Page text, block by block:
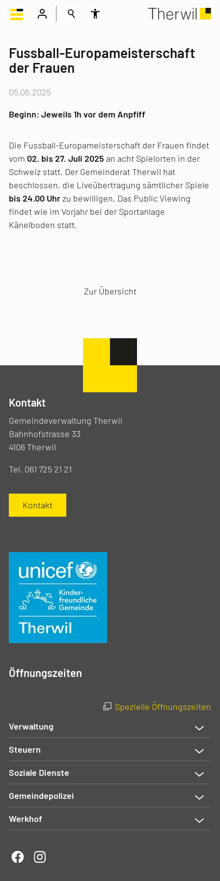
Fussball-Europameisterschaft
der Frauen
05.06.2025
Beginn: Jeweils 1h vor dem Anpfiff
Die Fussball-Europameisterschaft der Frauen findet
vom 02. bis 27. Juli 2025 an acht Spielorten in der
Schweiz statt. Der Gemeinderat Therwil hat
beschlossen, die Liveübertragung sämtlicher Spiele
bis 24.00 Uhrzu bewilligen. Das Public Viewing
findet wie im Vorjahr bei der Sportanlage
Känelboden statt.
Zur Übersicht
Kontakt
Gemeindeverwaltung Therwil
Bahnhofstrasse 33
4106 Therwil
Tel. 061 725 21 21
Kontakt
Öffnungszeiten
Spezielle Öffnungszeiten
Verwaltung
Steuern
Soziale Dienste
Gemeindepolizei
Werkhof